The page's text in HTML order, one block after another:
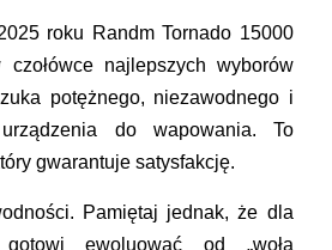
roku Randm Tornado 15000
najlepszych wyborów
potężnego, niezawodnego i
urządzenia do wapowania. To
gwarantuje satysfakcję.
Pamiętaj jednak, że dla
ewoluować od „woła